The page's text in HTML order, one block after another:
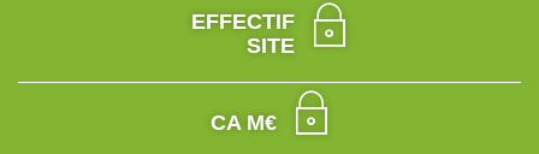
EFFECTIF
SITE
CA M€